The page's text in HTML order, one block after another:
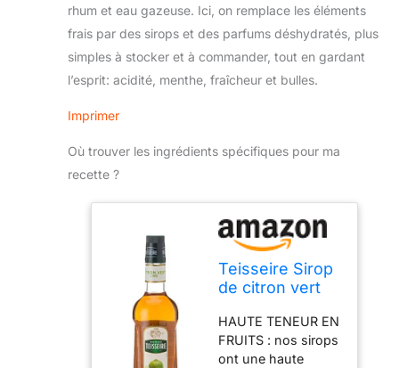
rhum et eau gazeuse. Ici, on remplace les éléments
frais par des sirops et des parfums déshydratés, plus
simples à stocker et à commander, tout en gardant
l’esprit: acidité, menthe, fraîcheur et bulles.
Imprimer
Où trouver les ingrédients spécifiques pour ma
recette ?
Teisseire Sirop
de citron vert
professionnelle
70cl
HAUTE TENEUR EN
FRUITS : nos sirops
ont une haute